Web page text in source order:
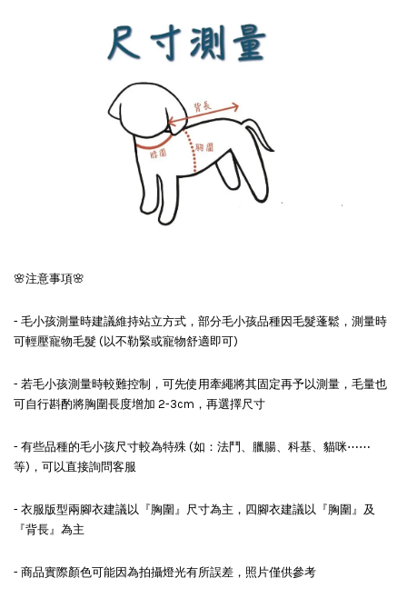
🌸注意事項🌸
- 毛小孩測量時建議維持站立方式，部分毛小孩品種因毛髮蓬鬆，測量時
可輕壓寵物毛髮 (以不勒緊或寵物舒適即可)
- 若毛小孩測量時較難控制，可先使用牽繩將其固定再予以測量，毛量也
可自行斟酌將胸圍長度增加 2-3cm，再選擇尺寸
- 有些品種的毛小孩尺寸較為特殊 (如：法鬥、臘腸、科基、貓咪⋯⋯
等)，可以直接詢問客服
- 衣服版型兩腳衣建議以『胸圍』尺寸為主，四腳衣建議以『胸圍』及
『背長』為主
- 商品實際顏色可能因為拍攝燈光有所誤差，照片僅供參考